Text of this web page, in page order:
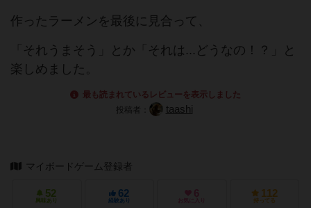
作ったラーメンを最後に見合って、
「それうまそう」とか「それは...どうなの！？」と
楽しめました。
最も読まれているレビューを表示しました
投稿者：
taashi
マイボードゲーム登録者
52
興味あり
62
経験あり
6
お気に入り
112
持ってる